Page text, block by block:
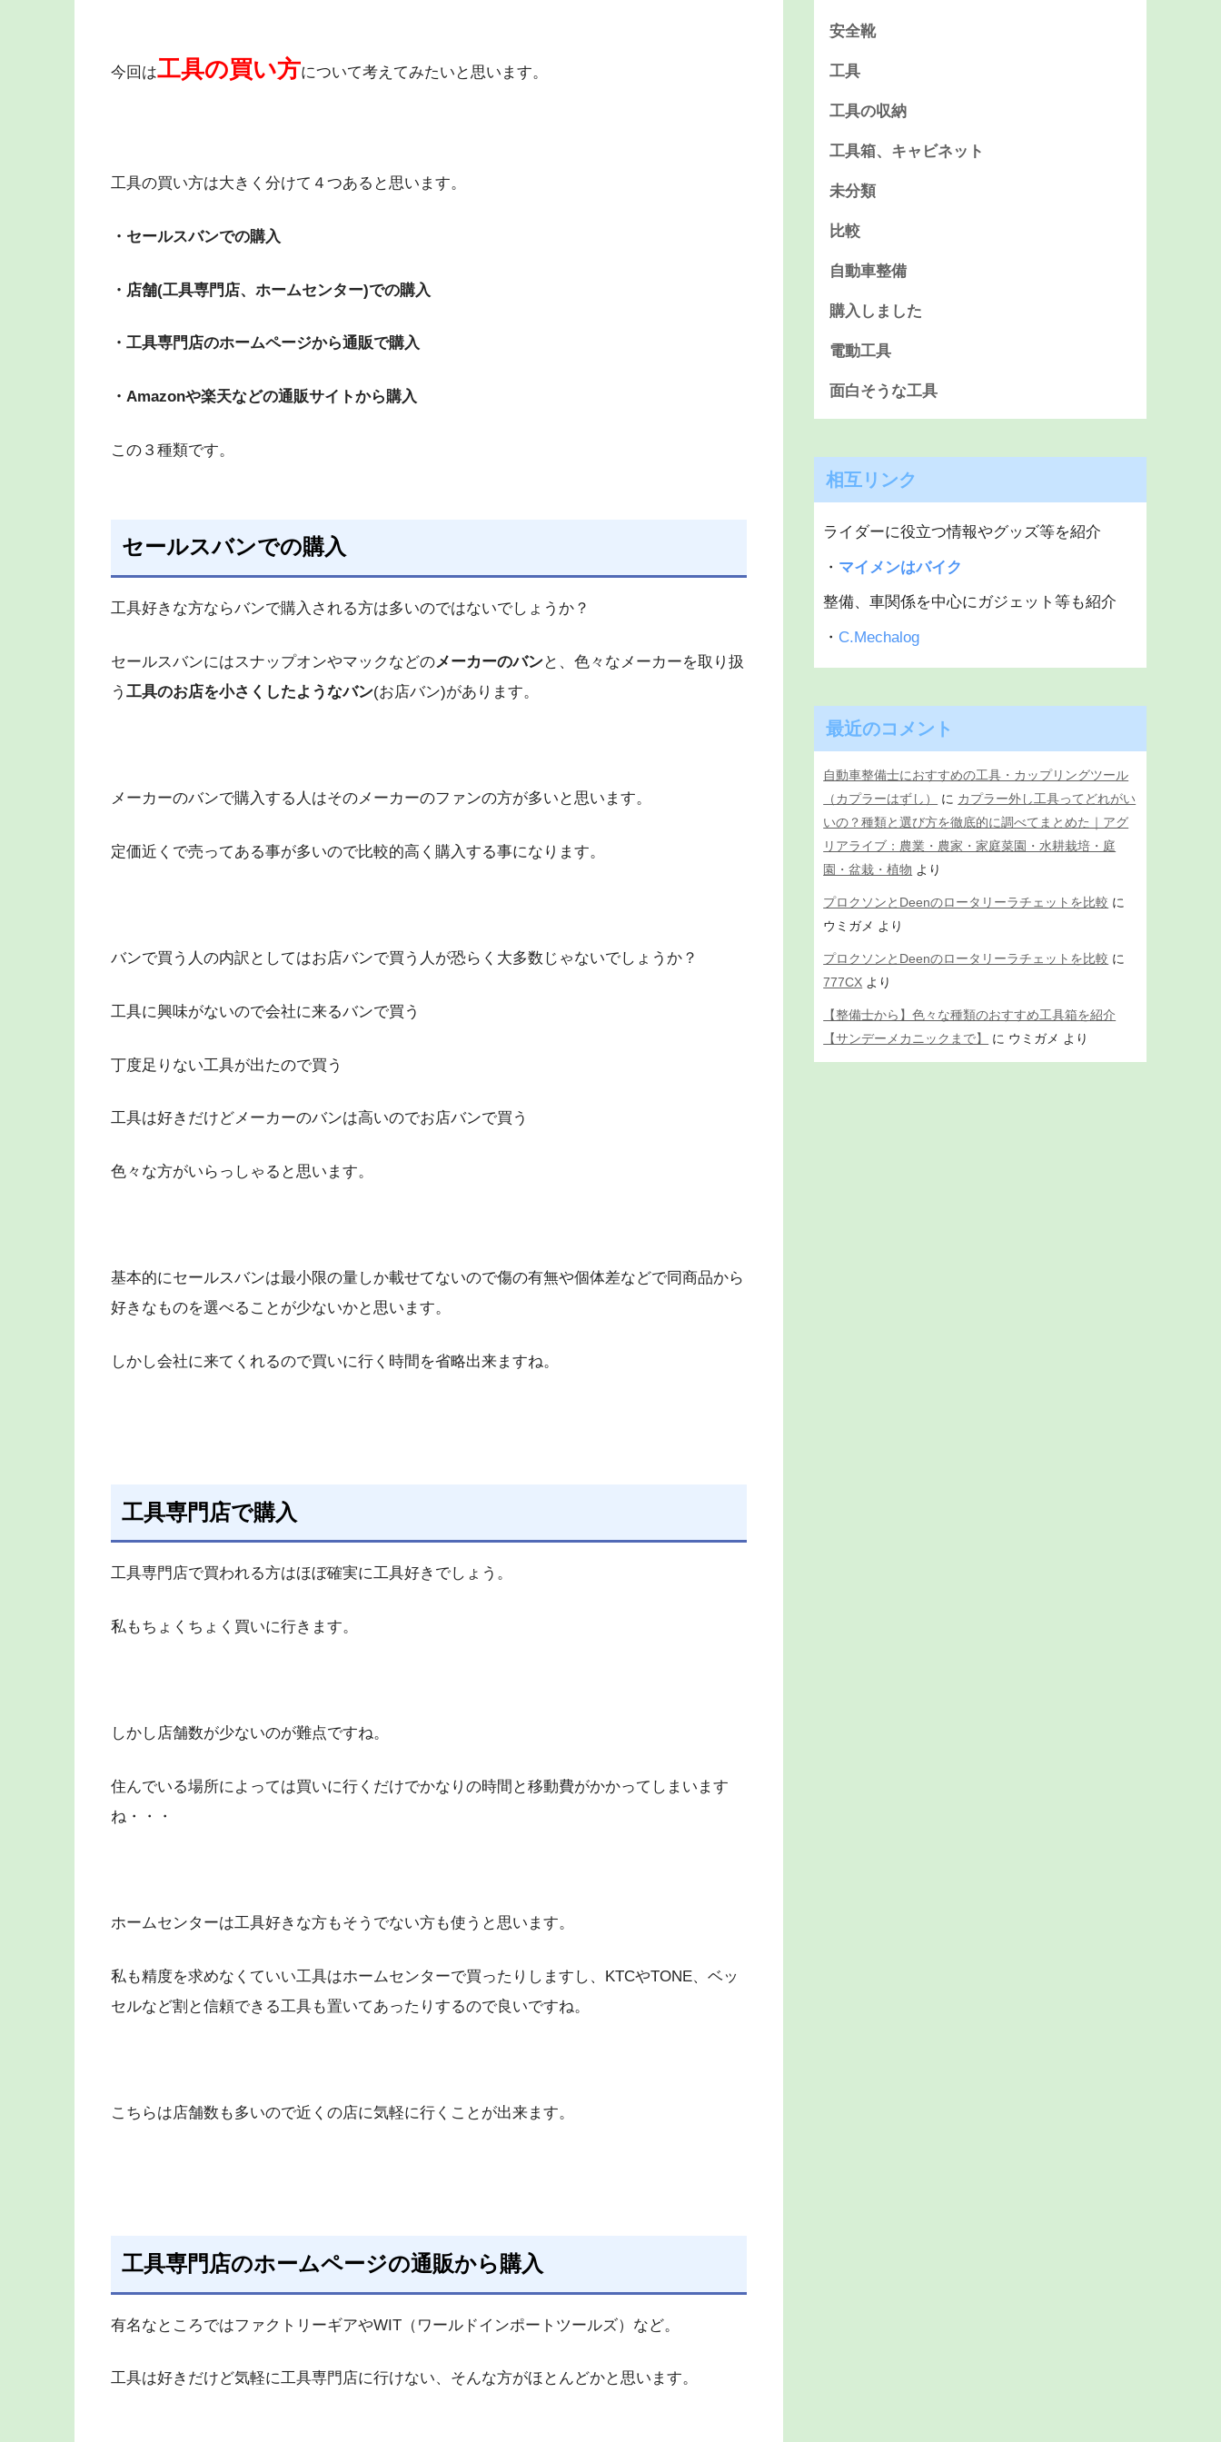
今回は工具の買い方について考えてみたいと思います。
工具の買い方は大きく分けて４つあると思います。
・セールスバンでの購入
・店舗(工具専門店、ホームセンター)での購入
・工具専門店のホームページから通販で購入
・Amazonや楽天などの通販サイトから購入
この３種類です。
セールスバンでの購入
工具好きな方ならバンで購入される方は多いのではないでしょうか？
セールスバンにはスナップオンやマックなどのメーカーのバンと、色々なメーカーを取り扱
う 工具のお店を小さくしたようなバン(お店バン)があります。
メーカーのバンで購入する人はそのメーカーのファンの方が多いと思います。
定価近くで売ってある事が多いので比較的高く購入する事になります。
バンで買う人の内訳としてはお店バンで買う人が恐らく大多数じゃないでしょうか？
工具に興味がないので会社に来るバンで買う
丁度足りない工具が出たので買う
工具は好きだけどメーカーのバンは高いのでお店バンで買う
色々な方がいらっしゃると思います。
基本的にセールスバンは最小限の量しか載せてないので傷の有無や個体差などで同商品から
好きなものを選べることが少ないかと思います。
しかし会社に来てくれるので買いに行く時間を省略出来ますね。
工具専門店で購入
工具専門店で買われる方はほぼ確実に工具好きでしょう。
私もちょくちょく買いに行きます。
しかし店舗数が少ないのが難点ですね。
住んでいる場所によっては買いに行くだけでかなりの時間と移動費がかかってしまいます
ね・・・
ホームセンターは工具好きな方もそうでない方も使うと思います。
私も精度を求めなくていい工具はホームセンターで買ったりしますし、KTCやTONE、ベッ
セルなど割と信頼できる工具も置いてあったりするので良いですね。
こちらは店舗数も多いので近くの店に気軽に行くことが出来ます。
工具専門店のホームページの通販から購入
有名なところではファクトリーギアやWIT（ワールドインポートツールズ）など。
工具は好きだけど気軽に工具専門店に行けない、そんな方がほとんどかと思います。
安全靴
工具
工具の収納
工具箱、キャビネット
未分類
比較
自動車整備
購入しました
電動工具
面白そうな工具
相互リンク
ライダーに役立つ情報やグッズ等を紹介
・ マイメンはバイク
整備、車関係を中心にガジェット等も紹介
・ C.Mechalog
最近のコメント
自動車整備士におすすめの工具・カップリングツール
（カプラーはずし）
に カプラー外し工具ってどれがい
いの？種類と選び方を徹底的に調べてまとめた｜アグ
リアライブ：農業・農家・家庭菜園・水耕栽培・庭
園・盆栽・植物 より
プロクソンとDeenのロータリーラチェットを比較 に
ウミガメ より
プロクソンとDeenのロータリーラチェットを比較 に
777CX より
【整備士から】色々な種類のおすすめ工具箱を紹介
【サンデーメカニックまで】
に ウミガメ より